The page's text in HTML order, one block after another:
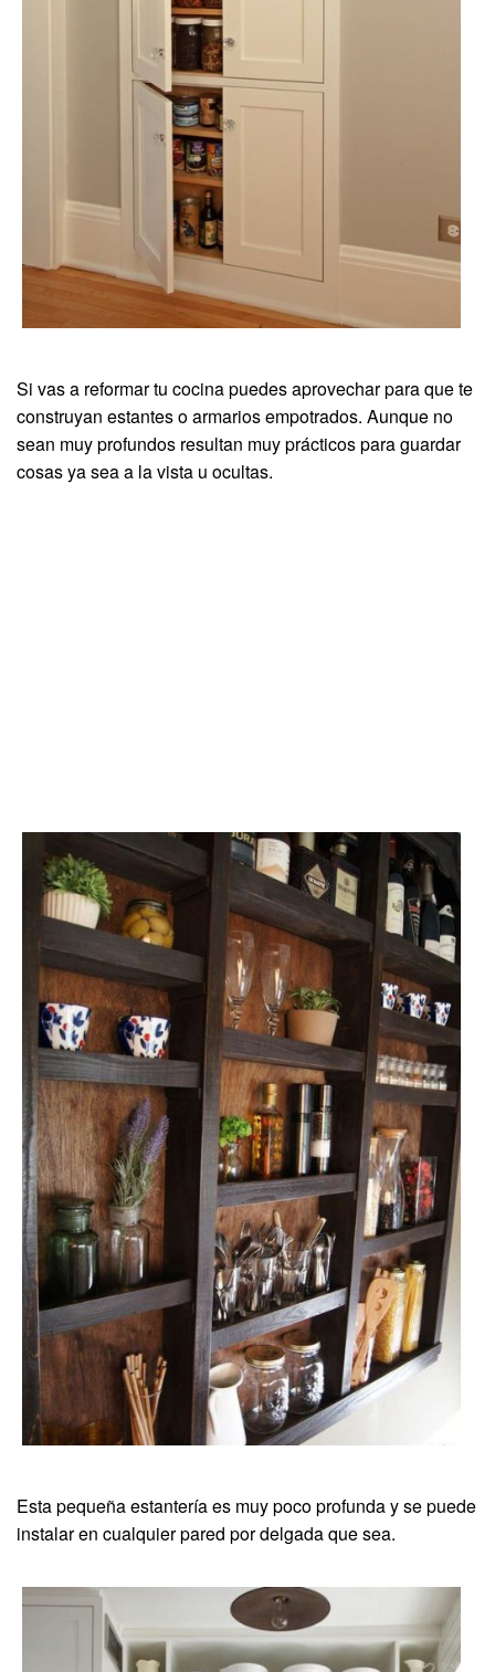
Si vas a reformar tu cocina puedes aprovechar para que te
construyan estantes o armarios empotrados. Aunque no
sean muy profundos resultan muy prácticos para guardar
cosas ya sea a la vista u ocultas.
Esta pequeña estantería es muy poco profunda y se puede
instalar en cualquier pared por delgada que sea.